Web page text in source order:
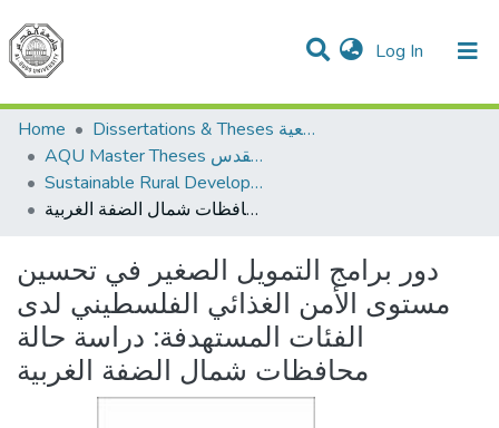
Log In (current)
Communities & Collections
All of DSpace
Home
Dissertations & Theses الرسائل الجامعية
AQU Master Theses الرسائل الجامعية الخاصة بجامعة القدس
Sustainable Rural Development التنمية الريفية المستدامة
دور برامج التمويل الصغير في تحسين مستوى الأمن الغذائي الفلسطيني لدى الفئات المستهدفة: دراسة حالة محافظات شمال الضفة الغربية
دور برامج التمويل الصغير في تحسين
مستوى الأمن الغذائي الفلسطيني لدى
الفئات المستهدفة: دراسة حالة
محافظات شمال الضفة الغربية